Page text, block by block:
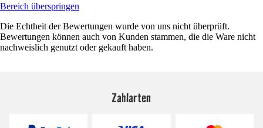
Bereich überspringen
Die Echtheit der Bewertungen wurde von uns nicht überprüft.
Bewertungen können auch von Kunden stammen, die die Ware nicht
nachweislich genutzt oder gekauft haben.
Zahlarten